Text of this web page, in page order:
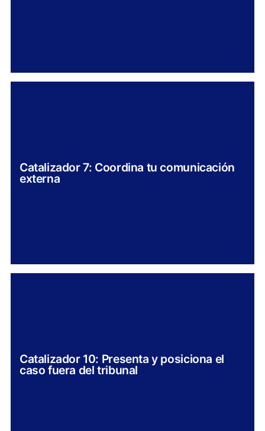
Catalizador 7: Coordina tu comunicación
externa
Catalizador 10: Presenta y posiciona el
caso fuera del tribunal